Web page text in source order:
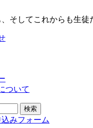
そしてこれからも生徒
ついて